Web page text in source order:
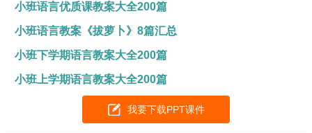
小班语言优质课教案大全200篇
小班语言教案《拔萝卜》8篇汇总
小班下学期语言教案大全200篇
小班上学期语言教案大全200篇
我要下载PPT课件